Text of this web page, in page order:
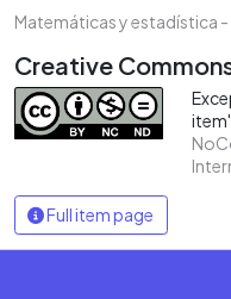
Matemáticas y estadística -
Creative
Full item page